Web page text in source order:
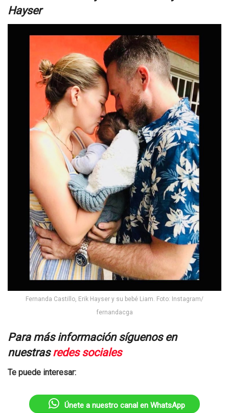
Hayser
Fernanda Castillo, Erik Hayser y su bebé Liam. Foto: Instagram/
fernandacga
Para más información síguenos en
nuestrasredes sociales
Te puede interesar:
Únete a nuestro canal en WhatsApp